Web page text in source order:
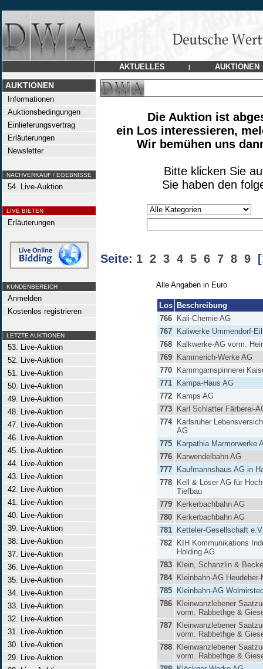
AKTUELLES | AUKTIONEN
AUKTIONEN
Informationen
Auktionsbedingungen
Einlieferungsvertrag
Erläuterungen
Newsletter
NACHVERKAUF / EGEBNISSE
54. Live-Auktion
LIVE BIETEN
Erläuterungen
KUNDENBEREICH
Anmelden
Kostenlos registrieren
LETZTE AUKTIONEN
53. Live-Auktion
52. Live-Auktion
51. Live-Auktion
50. Live-Auktion
49. Live-Auktion
48. Live-Auktion
47. Live-Auktion
46. Live-Auktion
45. Live-Auktion
44. Live-Auktion
43. Live-Auktion
42. Live-Auktion
41. Live-Auktion
40. Live-Auktion
39. Live-Auktion
38. Live-Auktion
37. Live-Auktion
36. Live-Auktion
35. Live-Auktion
34. Live-Auktion
33. Live-Auktion
32. Live-Auktion
31. Live-Auktion
30. Live-Auktion
29. Live-Auktion
Die Auktion ist
ein Los interessieren,
Wir bemühen uns
Bitte klicken Sie
Sie haben den
Seite: 1 2 3 4 5 6 7 8 9
Alle Angaben in Euro
Los Beschreibung
766
Kali-Chemie AG
767
Kaliwerke Ummendorf-
768
Kalkwerke-AG vorm.
769
Kammerich-Werke AG
770
Kammgarnspinnerei
771
Kampa-Haus AG
772
Kamps AG
773
Karl Schlatter Färberei-
774
Karlsruher
AG
775
Karpathia Marmorwerke
776
Karwendelbahn AG
777
Kaufmannshaus AG in
778
Kell & Löser AG für
Tiefbau
779
Kerkerbachbahn AG
780
Kerkerbachbahn AG
781
Ketteler-Gesellschaft
782
KIH Kommunikations
Holding AG
783
Klein, Schanzlin &
784
Kleinbahn-AG
785
Kleinbahn-AG
786
Kleinwanzlebener
vorm. Rabbethge &
787
Kleinwanzlebener
vorm. Rabbethge &
788
Kleinwanzlebener
vorm. Rabbethge &